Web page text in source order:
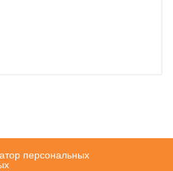
персональных